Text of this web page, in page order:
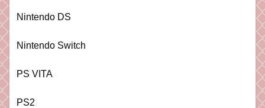
Nintendo DS
Nintendo Switch
PS VITA
PS2